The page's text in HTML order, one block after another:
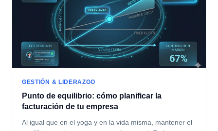
GESTIÓN & LIDERAZGO
Punto de equilibrio: cómo planificar la
facturación de tu empresa
Al igual que en el yoga y en la vida misma, mantener el